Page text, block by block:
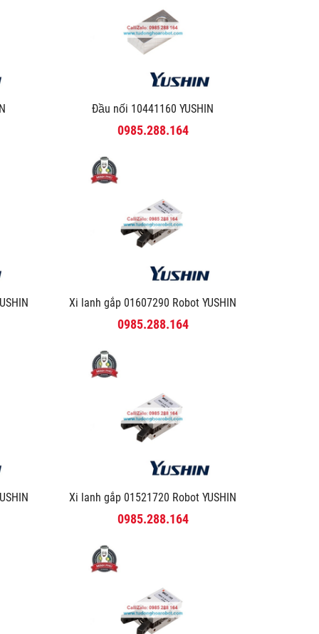
Đầu nối 10441160 YUSHIN
0985.288.164
Xi lanh gắp 01607290 Robot YUSHIN
0985.288.164
Xi lanh gắp 01521720 Robot YUSHIN
0985.288.164